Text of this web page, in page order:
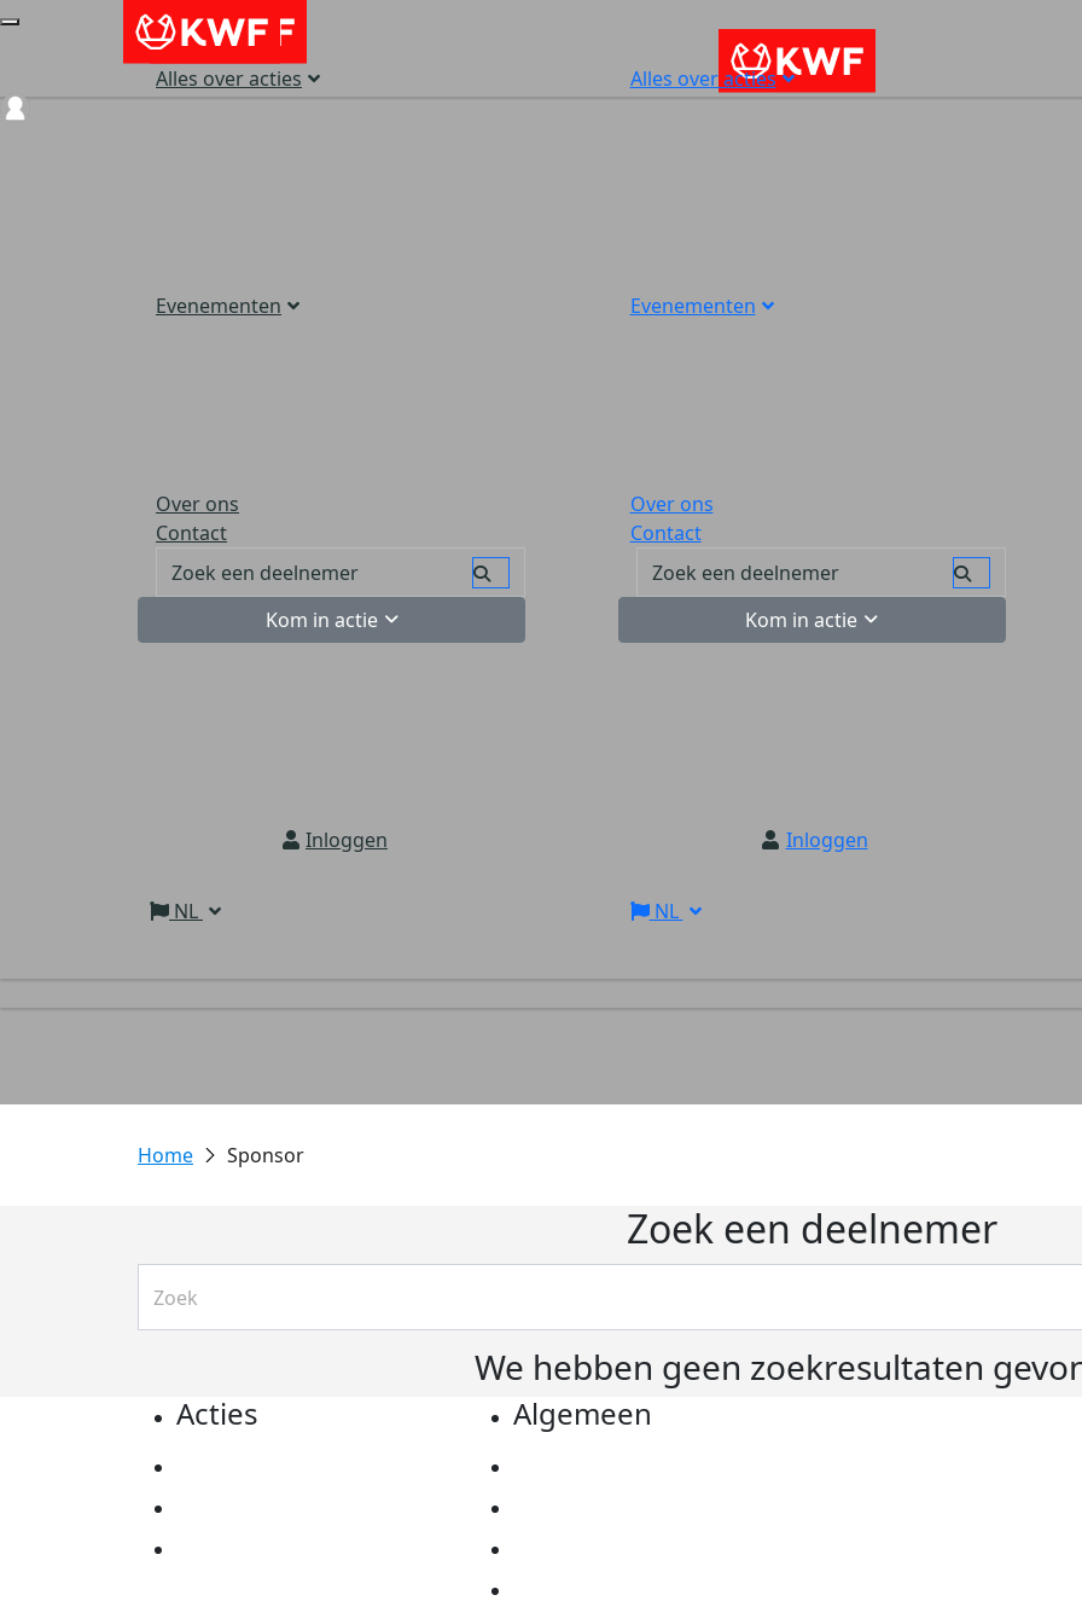
Alles over acties
Evenementen
Over ons
Contact
Kom in actie
Inloggen
NL
Alles over acties
Evenementen
Over ons
Contact
Kom in actie
Inloggen
NL
Sponsor
Zoek een deelnemer
We hebben geen zoekresultaten
Acties Algemeen